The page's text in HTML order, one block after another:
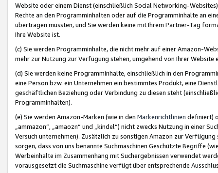
Website oder einem Dienst (einschließlich Social Networking-
Rechte an den Programminhalten oder auf die Programminhalte an
übertragen müssten, und Sie werden keine mit Ihrem Partner-Tag
Ihre Website ist.
(c) Sie werden Programminhalte, die nicht mehr auf einer Amazon-
mehr zur Nutzung zur Verfügung stehen, umgehend von Ihrer
(d) Sie werden keine Programminhalte, einschließlich in den
eine Person bzw. ein Unternehmen ein bestimmtes Produkt, eine
geschäftlichen Beziehung oder Verbindung zu diesen steht
Programminhalten).
(e) Sie werden Amazon-Marken (wie in den Markenrichtlinien definiert)
„ammazon“, „amaozn“ und „kindel“) nicht zwecks Nutzung in einer
Versuch unternehmen). Zusätzlich zu sonstigen Amazon zur
sorgen, dass von uns benannte Suchmaschinen Geschützte Begriffe
Werbeinhalte im Zusammenhang mit Suchergebnissen verwendet
vorausgesetzt die Suchmaschine verfügt über entsprechende